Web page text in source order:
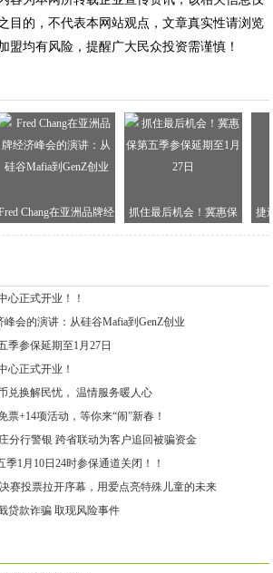
目的，不代表本网站观点，文章真实性请浏览
盟均有风险，提醒广大民众投资需谨慎！
Chang在亚洲品牌经
济峰会的演讲：从硅谷
抓住最后机会！冀惠保
第五季参保延期至1月27
捷
心正式开业！！
峰会的演讲：从硅谷Mafia到GenZ创业
季参保延期至1月27日
心正式开业！
兑换解民忧， 温情服务暖人心
+14项活动，等你来“闹”新春！
分行警银 跨省联动为客户追回被骗资金
季1月10日24时参保通道关闭！！
赛投票拉开序幕，用爱点亮特殊儿童的未来
贷款诈骗 取现风险事件